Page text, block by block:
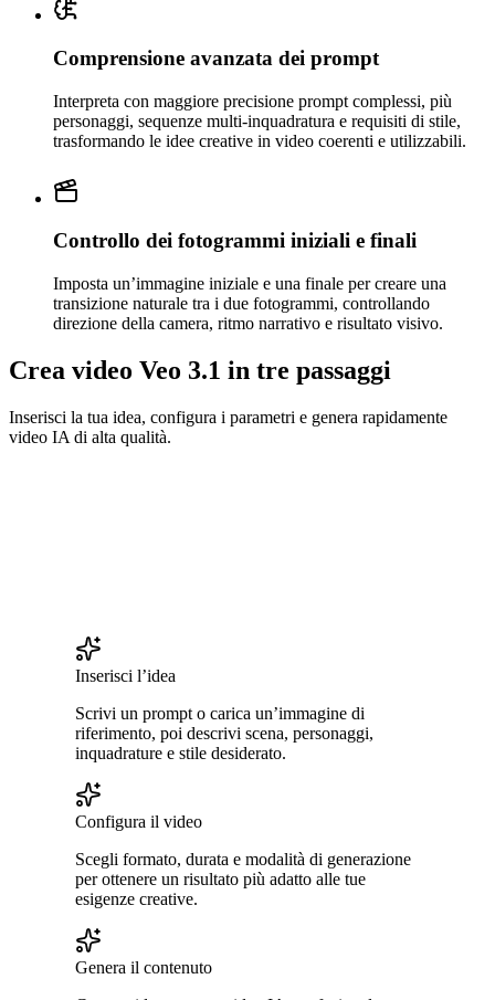
Comprensione avanzata dei prompt
Interpreta con maggiore precisione prompt complessi, più
personaggi, sequenze multi-inquadratura e requisiti di stile,
trasformando le idee creative in video coerenti e utilizzabili.
Controllo dei fotogrammi iniziali e finali
Imposta un’immagine iniziale e una finale per creare una
transizione naturale tra i due fotogrammi, controllando
direzione della camera, ritmo narrativo e risultato visivo.
Crea video Veo 3.1 in tre passaggi
Inserisci la tua idea, configura i parametri e genera rapidamente
video IA di alta qualità.
Inserisci l’idea
Scrivi un prompt o carica un’immagine di
riferimento, poi descrivi scena, personaggi,
inquadrature e stile desiderato.
Configura il video
Scegli formato, durata e modalità di generazione
per ottenere un risultato più adatto alle tue
esigenze creative.
Genera il contenuto